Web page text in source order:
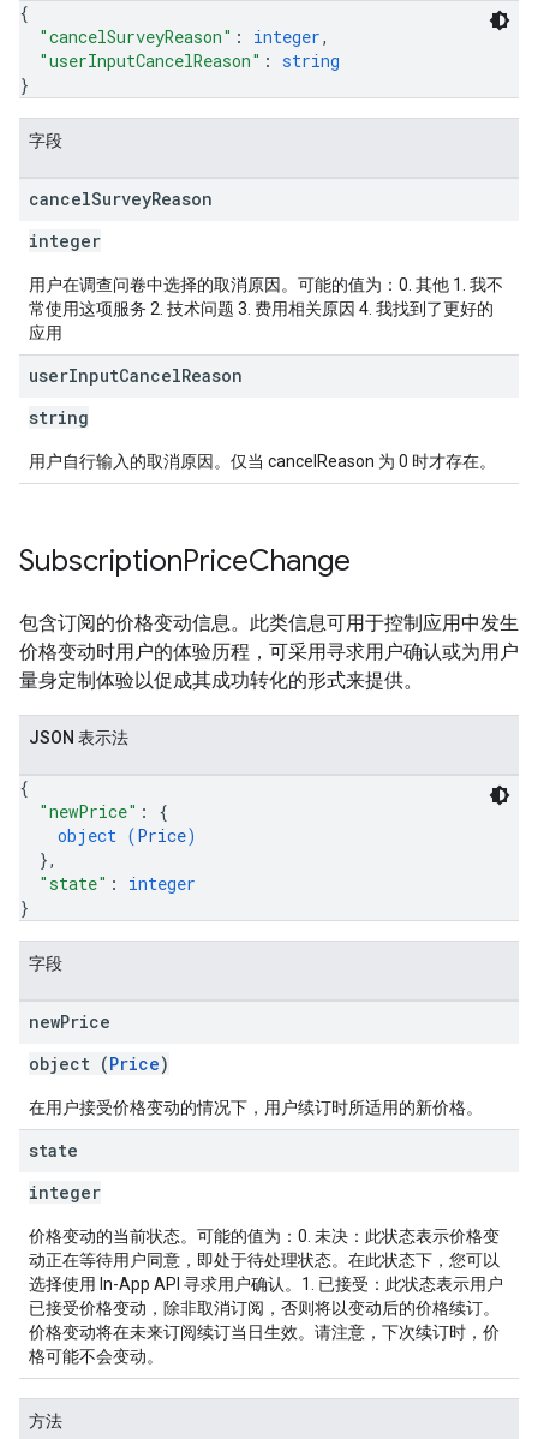
{
"cancelSurveyReason" : integer,
"userInputCancelReason" : string
}
字段
cancelSurveyReason
integer
用户在调查问卷中选择的取消原因。可能的值为：0. 其他 1. 我不
常使用这项服务 2. 技术问题 3. 费用相关原因 4. 我找到了更好的
应用
userInputCancelReason
string
用户自行输入的取消原因。仅当 cancelReason 为 0 时才存在。
SubscriptionPriceChange
包含订阅的价格变动信息。此类信息可用于控制应用中发生
价格变动时用户的体验历程，可采用寻求用户确认或为用户
量身定制体验以促成其成功转化的形式来提供。
JSON 表示法
{
"newPrice" : {
object (Price)
},
"state" : integer
}
字段
newPrice
object (Price)
在用户接受价格变动的情况下，用户续订时所适用的新价格。
state
integer
价格变动的当前状态。可能的值为：0. 未决：此状态表示价格变
动正在等待用户同意，即处于待处理状态。在此状态下，您可以
选择使用 In-App API 寻求用户确认。1. 已接受：此状态表示用户
已接受价格变动，除非取消订阅，否则将以变动后的价格续订。
价格变动将在未来订阅续订当日生效。请注意，下次续订时，价
格可能不会变动。
方法